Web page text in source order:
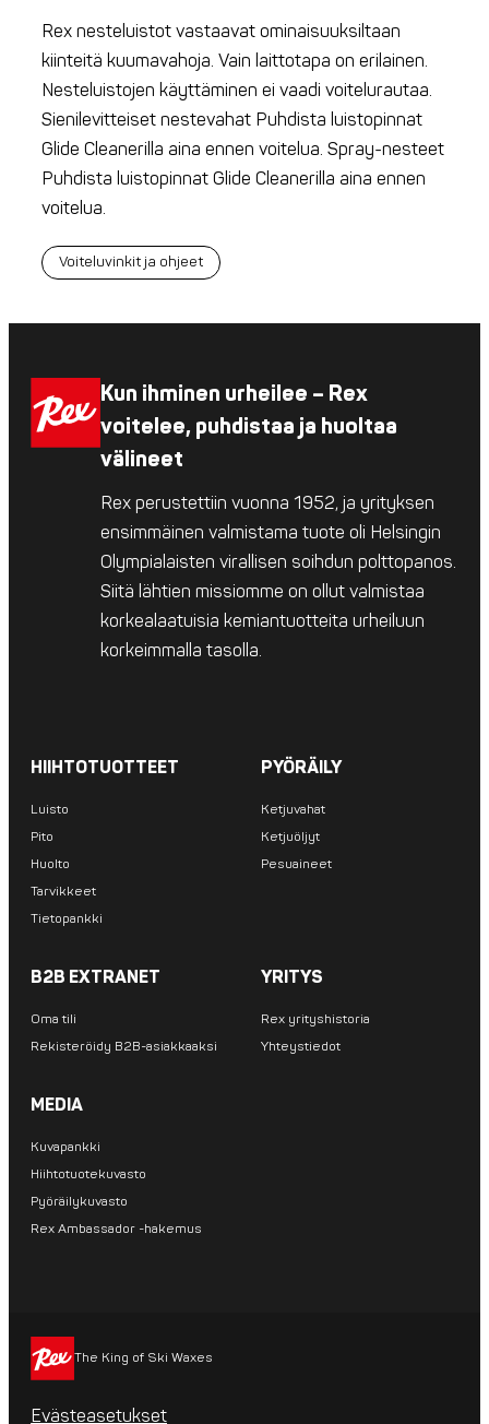
Rex nesteluistot vastaavat ominaisuuksiltaan
kiinteitä kuumavahoja. Vain laittotapa on erilainen.
Nesteluistojen käyttäminen ei vaadi voitelurautaa.
Sienilevitteiset nestevahat Puhdista luistopinnat
Glide Cleanerilla aina ennen voitelua. Spray-nesteet
Puhdista luistopinnat Glide Cleanerilla aina ennen
voitelua.
Voiteluvinkit ja ohjeet
Kun ihminen urheilee – Rex
voitelee, puhdistaa ja huoltaa
välineet
Rex perustettiin vuonna 1952, ja yrityksen
ensimmäinen valmistama tuote oli Helsingin
Olympialaisten virallisen soihdun polttopanos.
Siitä lähtien missiomme on ollut valmistaa
korkealaatuisia kemiantuotteita urheiluun
korkeimmalla tasolla.
HIIHTOTUOTTEET
Luisto
Pito
Huolto
Tarvikkeet
Tietopankki
PYÖRÄILY
Ketjuvahat
Ketjuöljyt
Pesuaineet
B2B EXTRANET
Oma tili
Rekisteröidy B2B-asiakkaaksi
YRITYS
Rex yrityshistoria
Yhteystiedot
MEDIA
Kuvapankki
Hiihtotuotekuvasto
Pyöräilykuvasto
Rex Ambassador -hakemus
The King of Ski Waxes
Evästeasetukset